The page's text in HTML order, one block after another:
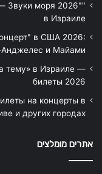
Звуки моря 2026"
в Израиле
в США 2026:
и Майами
тему» в Израиле —
билеты 2026
на концерты в
и других городах
אתרים מומלצים